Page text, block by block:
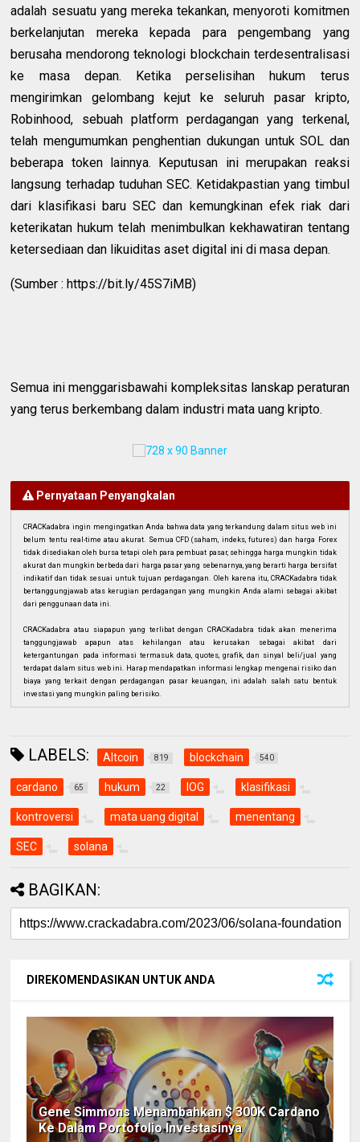
adalah sesuatu yang mereka tekankan, menyoroti komitmen
berkelanjutan mereka kepada para pengembang yang
berusaha mendorong teknologi blockchain terdesentralisasi
ke masa depan. Ketika perselisihan hukum terus
mengirimkan gelombang kejut ke seluruh pasar kripto,
Robinhood, sebuah platform perdagangan yang terkenal,
telah mengumumkan penghentian dukungan untuk SOL dan
beberapa token lainnya. Keputusan ini merupakan reaksi
langsung terhadap tuduhan SEC. Ketidakpastian yang timbul
dari klasifikasi baru SEC dan kemungkinan efek riak dari
keterikatan hukum telah menimbulkan kekhawatiran tentang
ketersediaan dan likuiditas aset digital ini di masa depan.
(Sumber : https://bit.ly/45S7iMB)
Semua ini menggarisbawahi kompleksitas lanskap peraturan
yang terus berkembang dalam industri mata uang kripto.
Pernyataan Penyangkalan
CRACKadabra ingin mengingatkan Anda bahwa data yang terkandung dalam situs web ini
belum tentu real-time atau akurat. Semua CFD (saham, indeks, futures) dan harga Forex
tidak disediakan oleh bursa tetapi oleh para pembuat pasar, sehingga harga mungkin tidak
akurat dan mungkin berbeda dari harga pasar yang sebenarnya, yang berarti harga bersifat
indikatif dan tidak sesuai untuk tujuan perdagangan. Oleh karena itu, CRACKadabra tidak
bertanggungjawab atas kerugian perdagangan yang mungkin Anda alami sebagai akibat
dari penggunaan data ini.
CRACKadabra atau siapapun yang terlibat dengan CRACKadabra tidak akan menerima
tanggungjawab apapun atas kehilangan atau kerusakan sebagai akibat dari
ketergantungan pada informasi termasuk data, quotes, grafik, dan sinyal beli/jual yang
terdapat dalam situs web ini. Harap mendapatkan informasi lengkap mengenai risiko dan
biaya yang terkait dengan perdagangan pasar keuangan, ini adalah salah satu bentuk
investasi yang mungkin paling berisiko.
LABELS: Altcoin 819 blockchain 540
cardano 65 hukum 22 IOG klasifikasi
kontroversi mata uang digital menentang
SEC solana
BAGIKAN:
DIREKOMENDASIKAN UNTUK ANDA
Gene Simmons Menambahkan $ 300K Cardano
Ke Dalam Portofolio Investasinya